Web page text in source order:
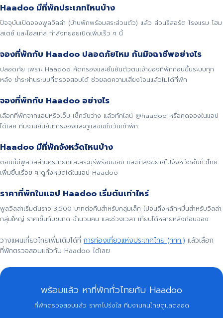
Haadoo มีที่พักประเภทไหนบ้าง
ปัจจุบันเปิดจองพูลวิลล่า (บ้านพักพร้อมสระส่วนตัว) แล้ว ส่วนรีสอร์ต โรงแรม โฮม
สเตย์ และโฮสเทล กำลังทยอยเปิดเพิ่มเร็ว ๆ นี้
จองที่พักกับ Haadoo ปลอดภัยไหม กันมิจฉาชีพอย่างไร
ปลอดภัย เพราะ Haadoo คัดกรองและยืนยันตัวตนเจ้าของที่พักก่อนขึ้นระบบทุก
หลัง ชำระผ่านระบบที่ตรวจสอบได้ ช่วยลดความเสี่ยงโอนแล้วไม่ได้ที่พัก
จองที่พักกับ Haadoo อย่างไร
เลือกที่พักจากแอปหรือเว็บ เช็กวันว่าง แล้วทักไลน์ @haadoo หรือกดจองในแอป
ได้เลย ทีมงานยืนยันการจองและดูแลจนถึงวันเข้าพัก
Haadoo มีที่พักจังหวัดไหนบ้าง
ตอนนี้มีพูลวิลล่านครนายกและสระบุรีพร้อมจอง และกำลังขยายไปจังหวัดอื่นทั่วไทย
เพิ่มขึ้นเรื่อย ๆ ดูทั้งหมดได้ในแอป Haadoo
ราคาที่พักในแอป Haadoo เริ่มต้นเท่าไหร่
พูลวิลล่าเริ่มต้นราว 3,500 บาทต่อคืนสำหรับกลุ่มเล็ก ไปจนถึงหลักหมื่นสำหรับวิลล่า
กลุ่มใหญ่ ราคาขึ้นกับขนาด จำนวนคน และช่วงเวลา เทียบได้หลายหลังก่อนจอง
วางแผนเที่ยวไทยเพิ่มเติมได้ที่ การท่องเที่ยวแห่งประเทศไทย (ททท.) แล้วเลือก
ที่พักตรวจสอบแล้วกับ Haadoo ได้เลย
พร้อมแล้ว หาที่พักทั่วไทยกับ Haadoo
ที่พักตรวจสอบแล้ว ราคาโปร่งใส ทีมงานคนไทยดูแลตลอด